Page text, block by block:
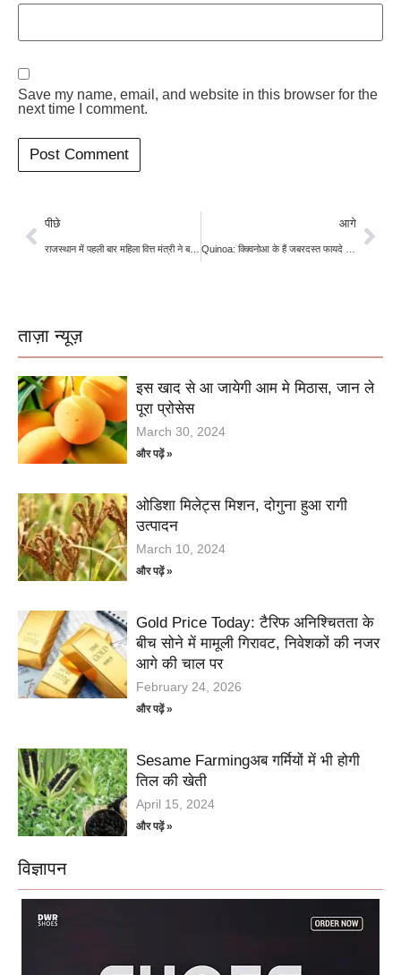
Save my name, email, and website in this browser for the
next time I comment.
पीछे
राजस्थान में पहली बार महिला वित्त मंत्री ने बजट पेश किया, किसानों और महिलाओं की देखभाल करने का दावा
आगे
ताज़ा न्यूज़
इस खाद से आ जायेगी आम मे मिठास, जान ले
पूरा प्रोसेस
March 30, 2024
और पढ़ें »
ओडिशा मिलेट्स मिशन, दोगुना हुआ रागी
उत्पादन
March 10, 2024
और पढ़ें »
Gold Price Today: टैरिफ अनिश्चितता के
बीच सोने में मामूली गिरावट, निवेशकों की नजर
आगे की चाल पर
February 24, 2026
और पढ़ें »
Sesame Farmingअब गर्मियों में भी होगी
तिल की खेती
April 15, 2024
और पढ़ें »
विज्ञापन